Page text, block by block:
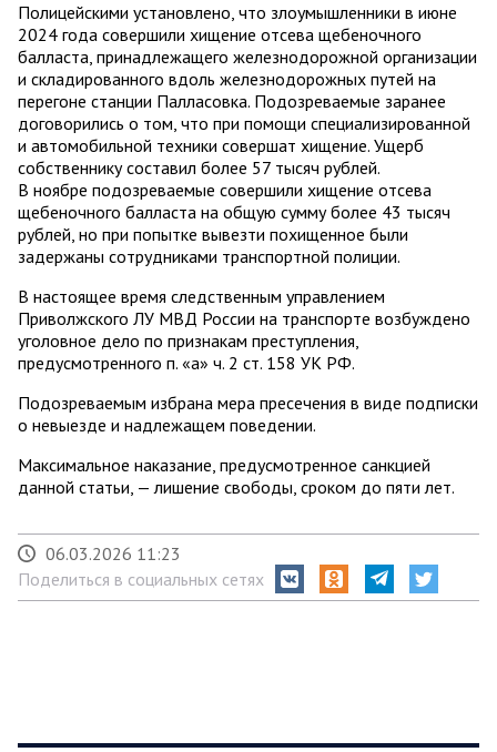
Полицейскими установлено, что злоумышленники в июне
2024 года совершили хищение отсева щебеночного
балласта, принадлежащего железнодорожной организации
и складированного вдоль железнодорожных путей на
перегоне станции Палласовка. Подозреваемые заранее
договорились о том, что при помощи специализированной
и автомобильной техники совершат хищение. Ущерб
собственнику составил более 57 тысяч рублей.
В ноябре подозреваемые совершили хищение отсева
щебеночного балласта на общую сумму более 43 тысяч
рублей, но при попытке вывезти похищенное были
задержаны сотрудниками транспортной полиции.
В настоящее время следственным управлением
Приволжского ЛУ МВД России на транспорте возбуждено
уголовное дело по признакам преступления,
предусмотренного п. «а» ч. 2 ст. 158 УК РФ.
Подозреваемым избрана мера пресечения в виде подписки
о невыезде и надлежащем поведении.
Максимальное наказание, предусмотренное санкцией
данной статьи, — лишение свободы, сроком до пяти лет.
06.03.2026 11:23
Поделиться в социальных сетях